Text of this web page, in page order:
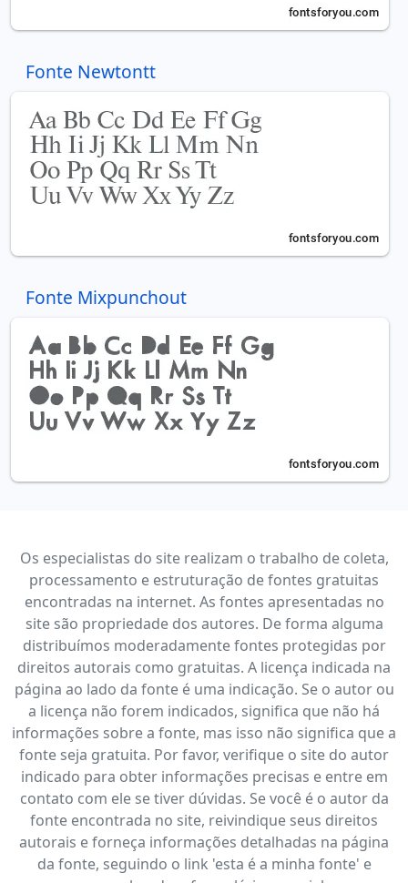
Fonte Newtontt
Fonte Mixpunchout
Os especialistas do site realizam o trabalho de coleta,
processamento e estruturação de fontes gratuitas
encontradas na internet. As fontes apresentadas no
site são propriedade dos autores. De forma alguma
distribuímos moderadamente fontes protegidas por
direitos autorais como gratuitas. A licença indicada na
página ao lado da fonte é uma indicação. Se o autor ou
a licença não forem indicados, significa que não há
informações sobre a fonte, mas isso não significa que a
fonte seja gratuita. Por favor, verifique o site do autor
indicado para obter informações precisas e entre em
contato com ele se tiver dúvidas. Se você é o autor da
fonte encontrada no site, reivindique seus direitos
autorais e forneça informações detalhadas na página
da fonte, seguindo o link 'esta é a minha fonte' e